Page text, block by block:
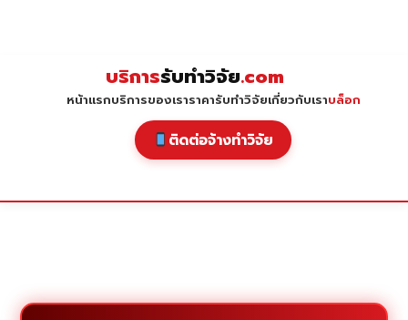
บริการรับทำวิจัย.com
หน้าแรกบริการของเราราคารับทำวิจัยเกี่ยวกับเราบล็อก
ติดต่อจ้างทำวิจัย